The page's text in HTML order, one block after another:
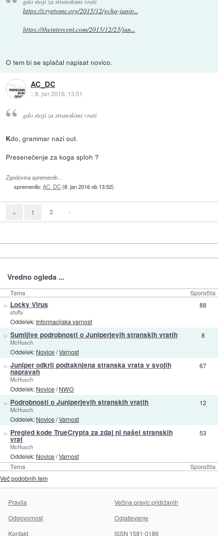
https://cryptome.org/2015/12/gchq-junip...
https://theintercept.com/2015/12/23/jun...
O tem bi se splačal napisat novico.
AC_DC
::8. jan 2016, 13:51
gdo stoji za stranskimi vrati
Kdo, grammar nazi out.
Presenečenje za koga sploh ?
Zgodovina sprememb…
spremenilo:AC_DC(8. jan 2016 ob 13:52)
« 1 2 »
Vredno ogleda ...
Tema Sporočila
Tema Sporočila
» Locky Virus
stuffy
Oddelek: Informacijska varnost
88
» Sumljive podrobnosti o Juniperjevih stranskih vratih
McHusch
Oddelek: Novice/Varnost
8
» Juniper odkril podtaknjena stranska vrata v svojih
napravah
McHusch
Oddelek: Novice/NWO
67
» Podrobnosti o Juniperjevih stranskih vratih
McHusch
Oddelek: Novice/Varnost
12
» Pregled kode TrueCrypta za zdaj ni našel stranskih
vrat
McHusch
Oddelek: Novice/Varnost
53
Več podobnih tem
Pravila
Večina pravic pridržanih
Odgovornost
Oglaševanje
Kontakt
ISSN 1581-0186